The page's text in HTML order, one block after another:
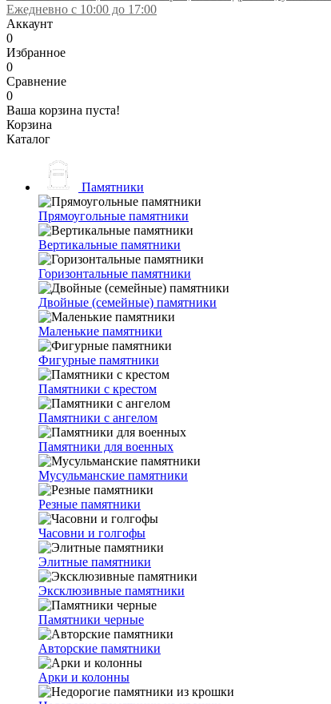
Ежедневно с 10:00 до 17:00
Аккаунт
0
Избранное
0
Сравнение
0
Ваша корзина пуста!
Корзина
Каталог
Памятники
Прямоугольные памятники
Вертикальные памятники
Горизонтальные памятники
Двойные (семейные) памятники
Маленькие памятники
Фигурные памятники
Памятники с крестом
Памятники с ангелом
Памятники для военных
Мусульманские памятники
Резные памятники
Часовни и голгофы
Элитные памятники
Эксклюзивные памятники
Памятники черные
Авторские памятники
Арки и колонны